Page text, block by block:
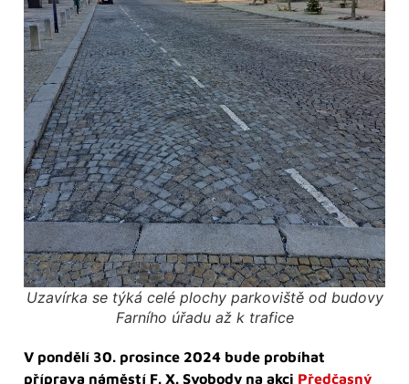
Uzavírka se týká celé plochy parkoviště od budovy
Farního úřadu až k trafice
V pondělí 30. prosince 2024 bude probíhat
příprava náměstí F. X. Svobody na akci Předčasný